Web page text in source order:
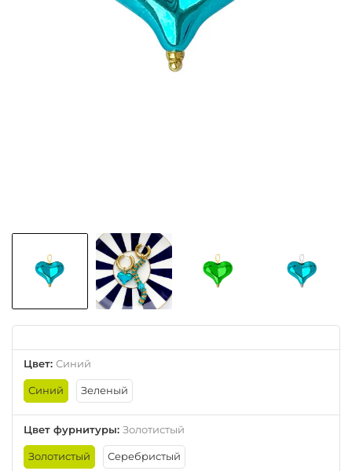
Цвет: Синий
Синий Зеленый
Цвет фурнитуры: Золотистый
Золотистый Серебристый